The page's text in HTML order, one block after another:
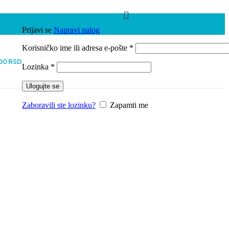
RSD
Prijavi se Napravi nalog
Korisničko ime ili adresa e-pošte *
Lozinka *
Ulogujte se
Zaboravili ste lozinku? Zapamti me